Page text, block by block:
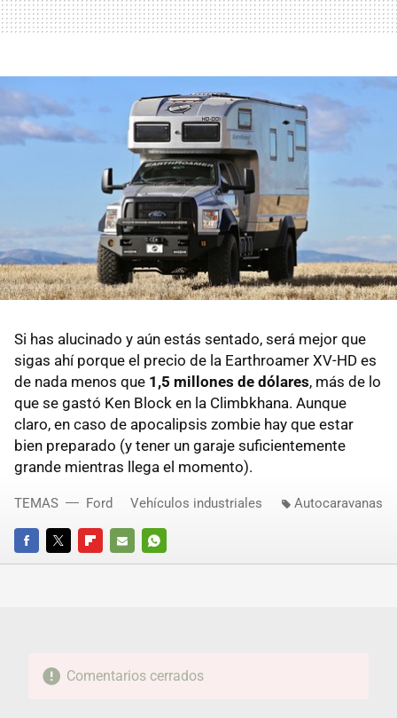
Si has alucinado y aún estás sentado, será mejor que
sigas ahí porque el precio de la Earthroamer XV-HD es
de nada menos que 1,5 millones de dólares, más de lo
que se gastó Ken Block en la Climbkhana. Aunque
claro, en caso de apocalipsis zombie hay que estar
bien preparado (y tener un garaje suficientemente
grande mientras llega el momento).
FACEBOOKTWITTERFLIPBOARD
E-
WHATSAPP
TEMAS Ford Vehículos industriales Autocaravanas
Comentarios cerrados